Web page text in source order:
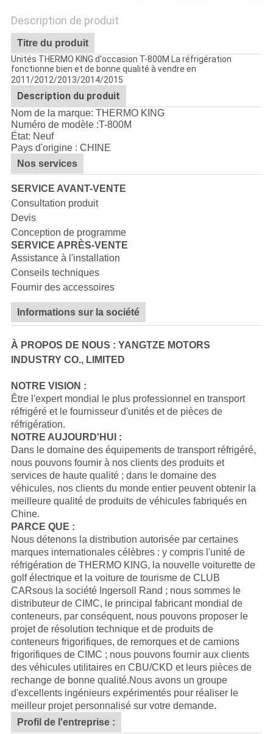
CONFIDENTIALITÉ
Description de produit
Titre du produit
Unités THERMO KING d'occasion T-800M La réfrigération
fonctionne bien et de bonne qualité à vendre en
2011/2012/2013/2014/2015
Description du produit
Nom de la marque: THERMO KING
Numéro de modèle :T-800M
État: Neuf
Pays d'origine : CHINE
Nos services
SERVICE AVANT-VENTE
Consultation produit
Devis
Conception de programme
SERVICE APRÈS-VENTE
Assistance à l'installation
Conseils techniques
Fournir des accessoires
Informations sur la société
À PROPOS DE NOUS : YANGTZE MOTORS
INDUSTRY CO., LIMITED
NOTRE VISION :
Être l'expert mondial le plus professionnel en transport
réfrigéré et le fournisseur d'unités et de pièces de
réfrigération.
NOTRE AUJOURD'HUI :
Dans le domaine des équipements de transport réfrigéré,
nous pouvons fournir à nos clients des produits et
services de haute qualité ; dans le domaine des
véhicules, nos clients du monde entier peuvent obtenir la
meilleure qualité de produits de véhicules fabriqués en
Chine.
PARCE QUE :
Nous détenons la distribution autorisée par certaines
marques internationales célèbres : y compris l'unité de
réfrigération de THERMO KING, la nouvelle voiturette de
golf électrique et la voiture de tourisme de CLUB
CARsous la société Ingersoll Rand ; nous sommes le
distributeur de CIMC, le principal fabricant mondial de
conteneurs, par conséquent, nous pouvons proposer le
projet de résolution technique et de produits de
conteneurs frigorifiques, de remorques et de camions
frigorifiques de CIMC ; nous pouvons fournir aux clients
des véhicules utilitaires en CBU/CKD et leurs pièces de
rechange de bonne qualité.Nous avons un groupe
d'excellents ingénieurs expérimentés pour réaliser le
meilleur projet personnalisé sur votre demande.
Profil de l'entreprise :